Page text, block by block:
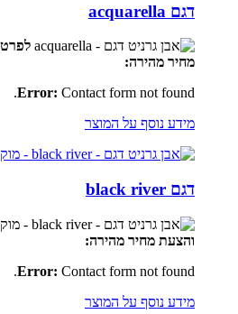
דגם acquarella
מחיר מהירה:
Error: Contact form not found.
מידע נוסף על המוצר
דגם black river
והצעת מחיר מהירה:
Error: Contact form not found.
מידע נוסף על המוצר